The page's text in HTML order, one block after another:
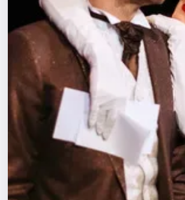
События
Города
Площадки
Артисты
Рейтинги